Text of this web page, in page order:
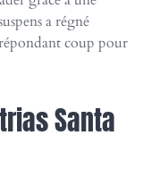
a régné
coup pour
Santa